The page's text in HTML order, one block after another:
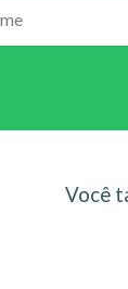
Você